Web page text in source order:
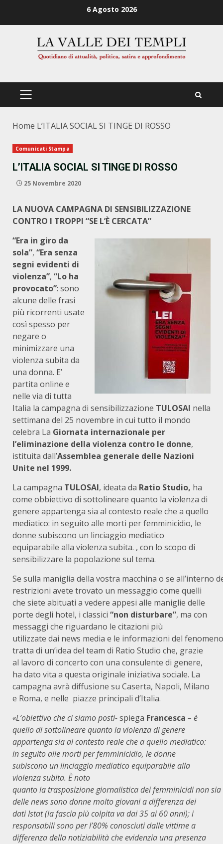
6 Agosto 2026
PRIMÄRES
Home L’ITALIA SOCIAL SI TINGE DI ROSSO
Comunicati Stampa
L’ITALIA SOCIAL SI TINGE DI ROSSO
25 Novembre 2020
LA NUOVA CAMPAGNA DI SENSIBILIZZAZIONE
CONTRO I TROPPI “SE L’È CERCATA”
“Era in giro da
sola”, “Era senza
segni evidenti di
violenza”, “Lo ha
provocato”: sono
alcune delle frasi
più ricorrenti usate
così spesso per
negare o
minimizzare una
violenza subita da
una donna. E’
partita online e
nelle via di tutta
Italia la campagna di sensibilizzazione TULOSAI nella
settimana del 25 novembre in cui tutto il mondo
celebra La Giornata internazionale per
l’eliminazione della violenza contro le donne,
istituita dall’Assemblea generale delle Nazioni
Unite nel 1999.
La campagna TULOSAI, ideata da Ratio Studio, ha
come obbiettivo di sottolineare quanto la violenza di
genere appartenga sia al contesto reale che a quello
mediatico: in seguito alle morti per femminicidio, le
donne subiscono un linciaggio mediatico
equiparabile alla violenza subita. , con lo scopo di
sensibilizzare la popolazione sul tema.
Se sulla maniglia della vostra macchina o se
restrizioni avete trovato un messaggio come quelli
che siete abituati a vedere appesi alle maniglie delle
porte degli hotel, i classici “non disturbare”, ma con
messaggi che riguardano le citazioni più
utilizzate dai news media e le informazioni del
tratta di un’idea del team di Ratio Studio che, grazie
al lavoro di concerto con una consulente di genere,
ha dato vita a questa originale iniziativa sociale. La
campagna avrà diffusione su Caserta, Napoli, Milano
e Roma, e nelle piazze principali d’Italia.
«L’obiettivo che ci siamo posti-spiega Francesca – è
quello di sottolineare quanto la violenza di genere
appartenga sia al contesto reale che a quello mediatico:
in seguito alle morti per femminicidio, le donne
subiscono un linciaggio mediatico equiparabile alla
violenza subita. È noto
quanto la trasposizione giornalistica dei femminicidi non
delle news sono donne molto giovani a differenza dei
dati Istat (la fascia più colpita va dai 35 ai 60 anni); i
responsabili sono per l’80% conosciuti dalle vittime a
differenza della notiziabilità che evidenzia una presenza